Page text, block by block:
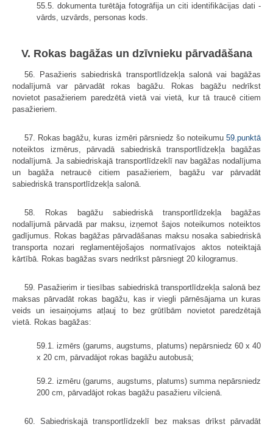
55.5. dokumenta turētāja fotogrāfija un citi identifikācijas dati -
vārds, uzvārds, personas kods.
V. Rokas bagāžas un dzīvnieku pārvadāšana
56. Pasažieris sabiedriskā transportlīdzekļa salonā vai bagāžas
nodalījumā var pārvadāt rokas bagāžu. Rokas bagāžu nedrīkst
novietot pasažieriem paredzētā vietā vai vietā, kur tā traucē citiem
pasažieriem.
57. Rokas bagāžu, kuras izmēri pārsniedz šo noteikumu 59.punktā
noteiktos izmērus, pārvadā sabiedriskā transportlīdzekļa bagāžas
nodalījumā. Ja sabiedriskajā transportlīdzeklī nav bagāžas nodalījuma
un bagāža netraucē citiem pasažieriem, bagāžu var pārvadāt
sabiedriskā transportlīdzekļa salonā.
58. Rokas bagāžu sabiedriskā transportlīdzekļa bagāžas
nodalījumā pārvadā par maksu, izņemot šajos noteikumos noteiktos
gadījumus. Rokas bagāžas pārvadāšanas maksu nosaka sabiedriskā
transporta nozari reglamentējošajos normatīvajos aktos noteiktajā
kārtībā. Rokas bagāžas svars nedrīkst pārsniegt 20 kilogramus.
59. Pasažierim ir tiesības sabiedriskā transportlīdzekļa salonā bez
maksas pārvadāt rokas bagāžu, kas ir viegli pārnēsājama un kuras
veids un iesaiņojums atļauj to bez grūtībām novietot paredzētajā
vietā. Rokas bagāžas:
59.1. izmērs (garums, augstums, platums) nepārsniedz 60 x 40
x 20 cm, pārvadājot rokas bagāžu autobusā;
59.2. izmēru (garums, augstums, platums) summa nepārsniedz
200 cm, pārvadājot rokas bagāžu pasažieru vilcienā.
60. Sabiedriskajā transportlīdzeklī bez maksas drīkst pārvadāt